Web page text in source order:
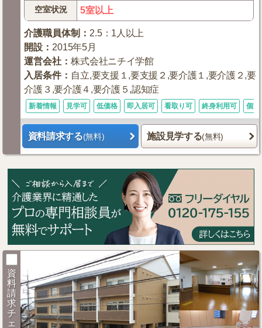
空室状況 5室以上
介護職員体制 ： 2.5：1人以上
開設 ： 2015年5月
運営会社 ：株式会社ニチイ学館
入居条件： 自立,要支援１,要支援２,要介護１,要介護２,要
介護３,要介護４,要介護５,認知症
新着情報 見学可 低価格 即入居可 看取り可 終身利用可 個室
資料請求する(無料) 施設見学する(無料)
資
料
請
求
チ
ェ